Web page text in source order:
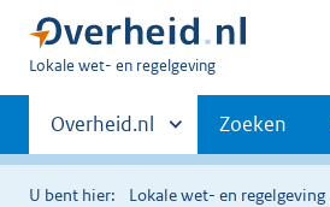
U
hier:
Lokale wet- en regelgeving
Primaire
navigatie
Andere
sites
binnen
Overheid.nl Zoeken
U bent hier: Lokale wet- en regelgeving